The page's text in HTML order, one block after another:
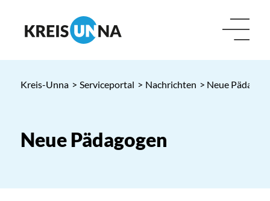
Kreis-Unna > Serviceportal > Nachrichten > Neue
Neue Pädagogen